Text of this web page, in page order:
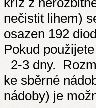
nečistit lihem)
osazen 192
Pokud
2-3 dny.
ke sběrné
nádoby) je